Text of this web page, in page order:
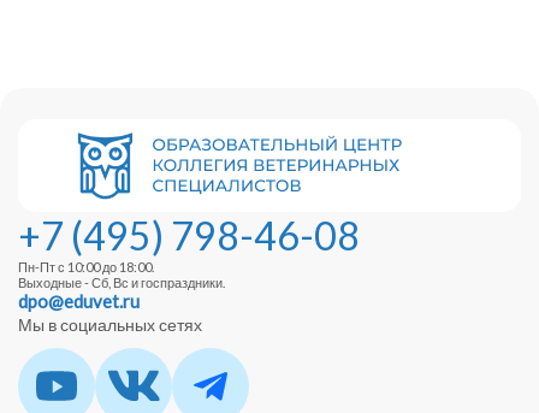
+7 (495) 798-46-08
Пн-Пт с 10:00 до 18:00.
Выходные - Сб, Вс и госпраздники.
dpo@eduvet.ru
Мы в социальных сетях